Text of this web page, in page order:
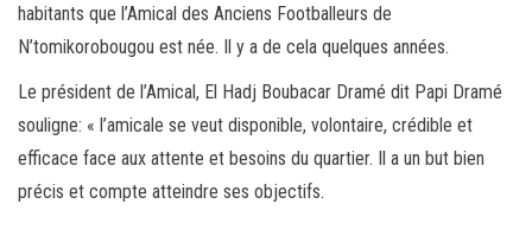
habitants que l’Amical des Anciens Footballeurs de
N’tomikorobougou est née. Il y a de cela quelques années.
Le président de l’Amical, El Hadj Boubacar Dramé dit Papi Dramé
souligne: « l’amicale se veut disponible, volontaire, crédible et
efficace face aux attente et besoins du quartier. Il a un but bien
précis et compte atteindre ses objectifs.